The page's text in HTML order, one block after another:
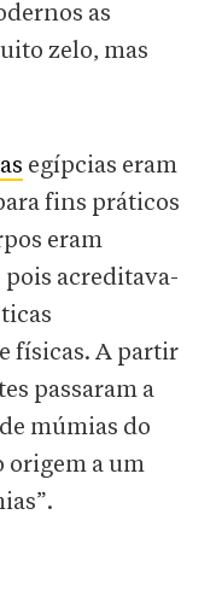
as
zelo, mas
egípcias eram
fins práticos
eram
acreditava-
físicas. A partir
passaram a
múmias do
origem a um